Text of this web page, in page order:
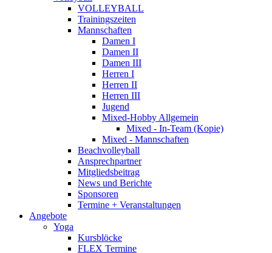
VOLLEYBALL
Trainingszeiten
Mannschaften
Damen I
Damen II
Damen III
Herren I
Herren II
Herren III
Jugend
Mixed-Hobby Allgemein
Mixed - In-Team (Kopie)
Mixed - Mannschaften
Beachvolleyball
Ansprechpartner
Mitgliedsbeitrag
News und Berichte
Sponsoren
Termine + Veranstaltungen
Angebote
Yoga
Kursblöcke
FLEX Termine